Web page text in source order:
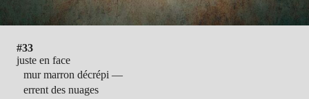
#33
juste en face
mur marron décrépi —
errent des nuages